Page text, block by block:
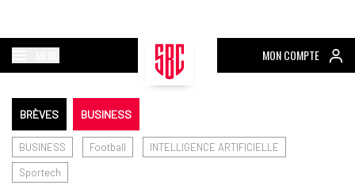
MON COMPTE
BRÈVES BUSINESS
BUSINESS Football
INTELLIGENCE ARTIFICIELLE
Sportech